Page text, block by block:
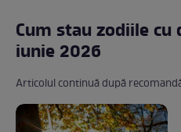
Cum stau zodiile
iunie 2026
Articolul continuă după